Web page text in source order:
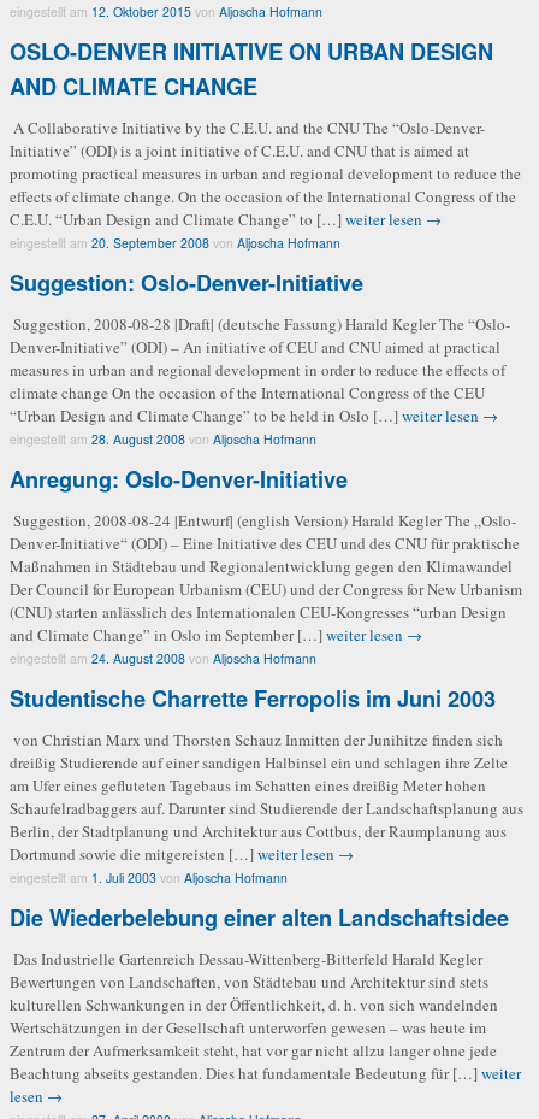
eingestellt am 12. Oktober 2015 von Aljoscha Hofmann
OSLO-DENVER INITIATIVE ON URBAN DESIGN
AND CLIMATE CHANGE
A Collaborative Initiative by the C.E.U. and the CNU The “Oslo-Denver-
Initiative” (ODI) is a joint initiative of C.E.U. and CNU that is aimed at
promoting practical measures in urban and regional development to reduce the
effects of climate change. On the occasion of the International Congress of the
C.E.U. “Urban Design and Climate Change” to […]weiter lesen →
eingestellt am 20. September 2008 von Aljoscha Hofmann
Suggestion: Oslo-Denver-Initiative
Suggestion, 2008-08-28 |Draft| (deutsche Fassung) Harald Kegler The “Oslo-
Denver-Initiative” (ODI) – An initiative of CEU and CNU aimed at practical
measures in urban and regional development in order to reduce the effects of
climate change On the occasion of the International Congress of the CEU
“Urban Design and Climate Change” to be held in Oslo […]weiter lesen →
eingestellt am 28. August 2008 von Aljoscha Hofmann
Anregung: Oslo-Denver-Initiative
Suggestion, 2008-08-24 |Entwurf| (english Version) Harald Kegler The „Oslo-
Denver-Initiative“ (ODI) – Eine Initiative des CEU und des CNU für praktische
Maßnahmen in Städtebau und Regionalentwicklung gegen den Klimawandel
Der Council for European Urbanism (CEU) und der Congress for New Urbanism
(CNU) starten anlässlich des Internationalen CEU-Kongresses “urban Design
and Climate Change” in Oslo im September […]weiter lesen →
eingestellt am 24. August 2008 von Aljoscha Hofmann
Studentische Charrette Ferropolis im Juni 2003
von Christian Marx und Thorsten Schauz Inmitten der Junihitze finden sich
dreißig Studierende auf einer sandigen Halbinsel ein und schlagen ihre Zelte
am Ufer eines gefluteten Tagebaus im Schatten eines dreißig Meter hohen
Schaufelradbaggers auf. Darunter sind Studierende der Landschaftsplanung aus
Berlin, der Stadtplanung und Architektur aus Cottbus, der Raumplanung aus
Dortmund sowie die mitgereisten […]weiter lesen →
eingestellt am 1. Juli 2003 von Aljoscha Hofmann
Die Wiederbelebung einer alten Landschaftsidee
Das Industrielle Gartenreich Dessau-Wittenberg-Bitterfeld Harald Kegler
Bewertungen von Landschaften, von Städtebau und Architektur sind stets
kulturellen Schwankungen in der Öffentlichkeit, d. h. von sich wandelnden
Wertschätzungen in der Gesellschaft unterworfen gewesen – was heute im
Zentrum der Aufmerksamkeit steht, hat vor gar nicht allzu langer ohne jede
Beachtung abseits gestanden. Dies hat fundamentale Bedeutung für […]weiter
lesen →